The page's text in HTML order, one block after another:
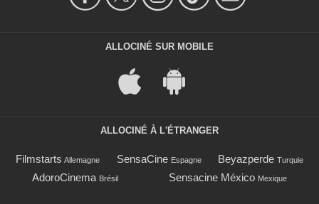
ALLOCINÉ SUR MOBILE
ALLOCINÉ À L'ÉTRANGER
Filmstarts Allemagne SensaCine Espagne Beyazperde Turquie
AdoroCinema Brésil Sensacine México Mexique